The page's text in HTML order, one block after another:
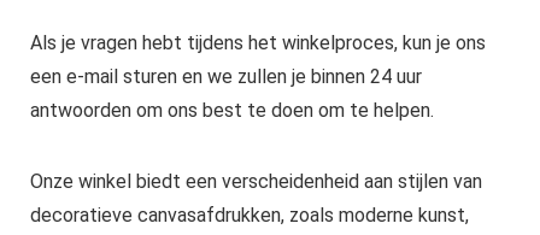
Als je vragen hebt tijdens het winkelproces, kun je ons
een e-mail sturen en we zullen je binnen 24 uur
antwoorden om ons best te doen om te helpen.
Onze winkel biedt een verscheidenheid aan stijlen van
decoratieve canvasafdrukken, zoals moderne kunst,